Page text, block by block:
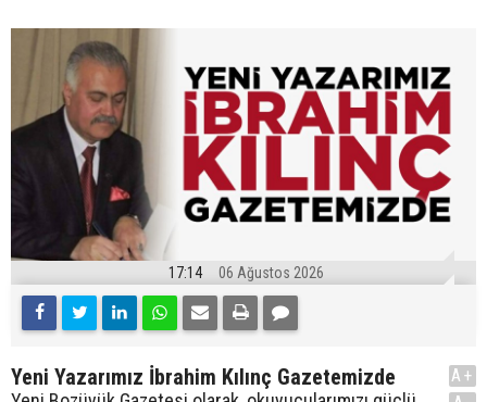
17:14 06 Ağustos 2026
Yeni Yazarımız İbrahim Kılınç Gazetemizde
A+